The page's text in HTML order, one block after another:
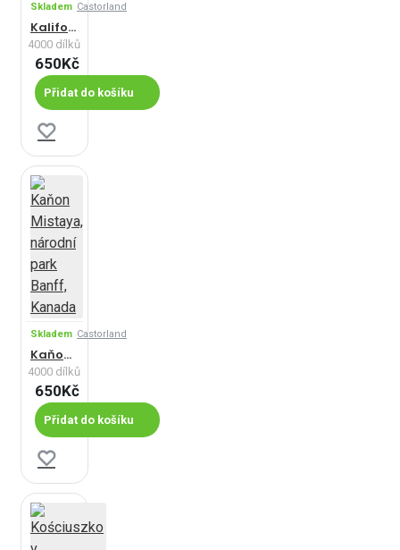
Skladem Castorland
Kalifornské pobřeží
4000 dílků
650Kč
Přidat do košíku
Skladem Castorland
Kaňon Mistaya, národní park Banff, Kanada
4000 dílků
650Kč
Přidat do košíku